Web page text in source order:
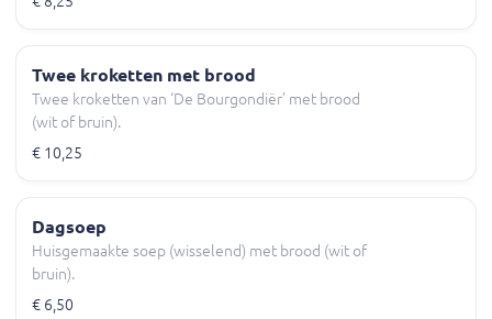
Twee kroketten met brood
Twee kroketten van ‘De Bourgondiër’ met brood
(wit of bruin).
€ 10,25
Dagsoep
Huisgemaakte soep (wisselend) met brood (wit of
bruin).
€ 6,50